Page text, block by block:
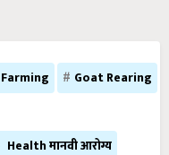
Goat Rearing
Health मानवी आरोग्य